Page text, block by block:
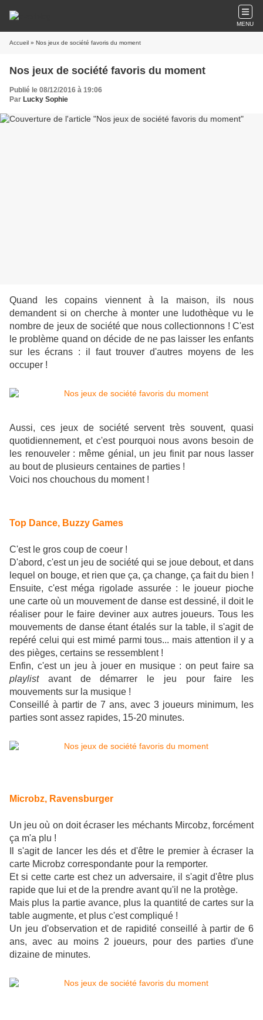
MENU
Accueil » Nos jeux de société favoris du moment
Nos jeux de société favoris du moment
Publié le 08/12/2016 à 19:06
Par Lucky Sophie
Quand les copains viennent à la maison, ils nous
demandent si on cherche à monter une ludothèque vu le
nombre de jeux de société que nous collectionnons ! C'est
le problème quand on décide de ne pas laisser les enfants
sur les écrans : il faut trouver d'autres moyens de les
occuper !
Aussi, ces jeux de société servent très souvent, quasi
quotidiennement, et c'est pourquoi nous avons besoin de
les renouveler : même génial, un jeu finit par nous lasser
au bout de plusieurs centaines de parties !
Voici nos chouchous du moment !
Top Dance, Buzzy Games
C'est le gros coup de coeur !
D'abord, c'est un jeu de société qui se joue debout, et dans
lequel on bouge, et rien que ça, ça change, ça fait du bien !
Ensuite, c'est méga rigolade assurée : le joueur pioche
une carte où un mouvement de danse est dessiné, il doit le
réaliser pour le faire deviner aux autres joueurs. Tous les
mouvements de danse étant étalés sur la table, il s'agit de
repéré celui qui est mimé parmi tous... mais attention il y a
des pièges, certains se ressemblent !
Enfin, c'est un jeu à jouer en musique : on peut faire sa
playlistavant de démarrer le jeu pour faire les
mouvements sur la musique !
Conseillé à partir de 7 ans, avec 3 joueurs minimum, les
parties sont assez rapides, 15-20 minutes.
Microbz, Ravensburger
Un jeu où on doit écraser les méchants Mircobz, forcément
ça m'a plu !
Il s'agit de lancer l es dés et d'être le premier à écraser la
carte Microbz correspondante pour la remporter.
Et si cette carte est chez un adversaire, il s'agit d'être plus
rapide que lui et de la prendre avant qu'il ne la protège.
Mais plus la partie avance, plus la quantité de cartes sur la
table augmente, et plus c'est compliqué !
Un jeu d'observation et de rapidité conseillé à partir de 6
ans, avec au moins 2 joueurs, pour des parties d'une
dizaine de minutes.